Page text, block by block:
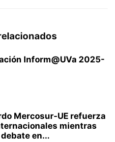
Inform@UVa 2025-
Mercosur-UE refuerza
mientras
en...